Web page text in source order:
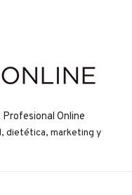
Profesional Online
dietética, marketing y